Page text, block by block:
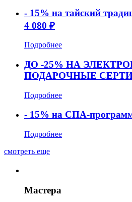
- 15% на тайский
4 080 ₽
Подробнее
ДО -25% НА
ПОДАРОЧНЫЕ
Подробнее
- 15% на СПА-
Подробнее
смотреть еще
Мастера